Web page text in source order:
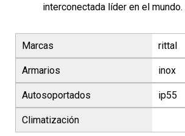
interconectada líder en el mundo.
Marcas rittal
Armarios inox
Autosoportados ip55
Climatización